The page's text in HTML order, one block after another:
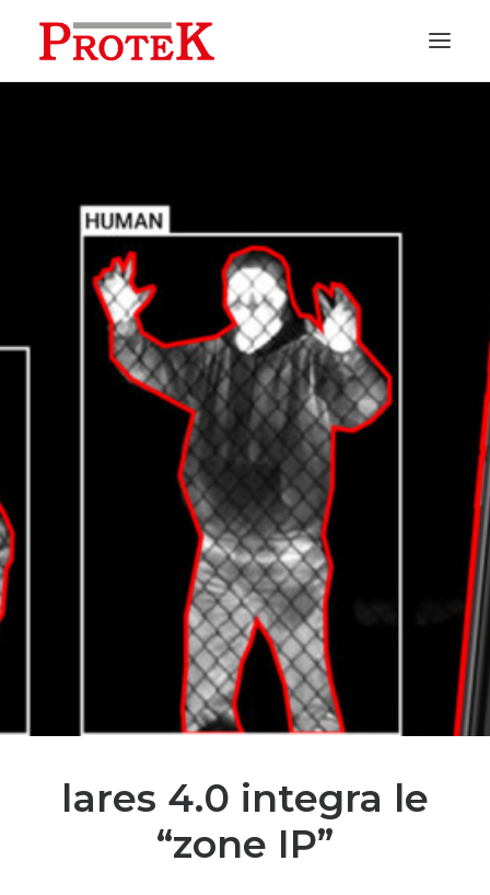
SOLUZIONI
CONTATTI
PREVENTIVI
ASSISTENZA
lares 4.0 integra le
“zone IP”